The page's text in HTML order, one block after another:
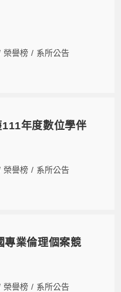
榮譽榜 / 系所公告
年度數位學伴
榮譽榜 / 系所公告
專業倫理個案競
榮譽榜 / 系所公告